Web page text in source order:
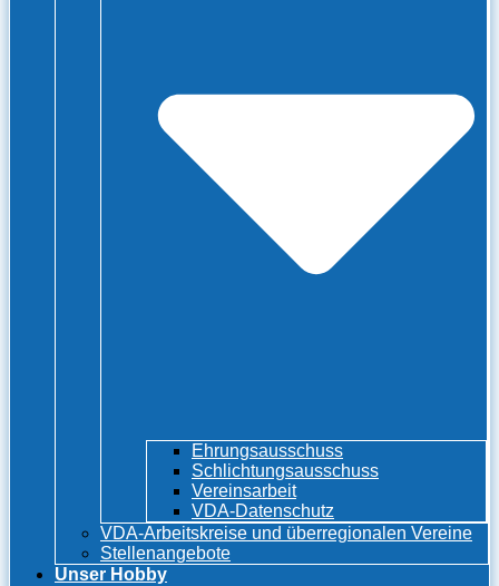
Ehrungsausschuss
Schlichtungsausschuss
Vereinsarbeit
VDA-Datenschutz
VDA-Arbeitskreise und überregionalen Vereine
Stellenangebote
Unser Hobby